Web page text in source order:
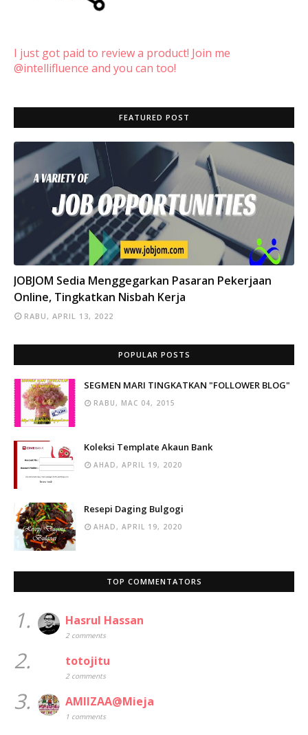
I just got paid to review a product! Join me
@intellifluence and you can too!
FEATURED POST
INFO
JOBJOM Sedia Menggegarkan Pasaran Pekerjaan
Online, Tingkatkan Nisbah Kerja
RABU, APRIL 13, 2022
POPULAR POSTS
SEGMEN MARI TINGKATKAN "FOLLOWER BLOG"
RABU, MAC 04, 2015
Koleksi Template Akaun Bank
AHAD, APRIL 19, 2020
Resepi Daging Bulgogi
AHAD, APRIL 19, 2020
TOP COMMENTATORS
1. Hasrul Hassan
2 comments
2. totojitu
2 comments
3. AMIIZAA@Mieja
1 comments